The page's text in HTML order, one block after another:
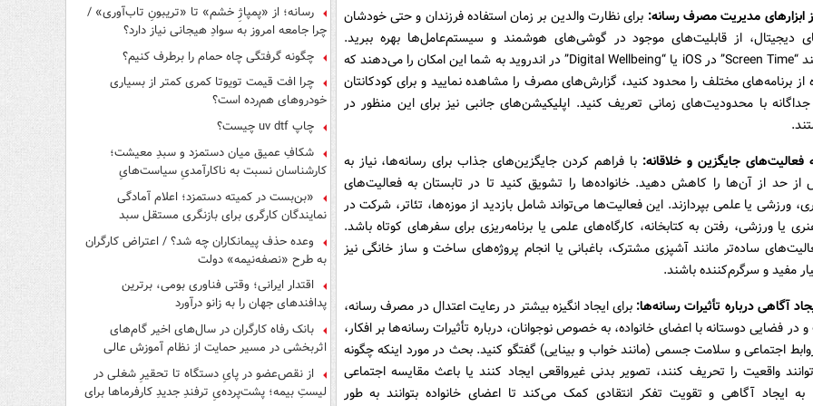
ابزارهای مدیریت مصرف رسانه: برای نظارت والدین بر زمان استفاده فرزندان و حتی خودشان
دیجیتال، از قابلیت‌های موجود در گوشی‌های هوشمند و سیستم‌عامل‌ها بهره ببرید.
ابزارهایی مانند “Screen Time” در iOS یا “Digital Wellbeing” در اندروید به شما این امکان را می‌دهند که
از برنامه‌های مختلف را محدود کنید، گزارش‌های مصرف را مشاهده نمایید و برای کودکانتان
با محدودیت‌های زمانی تعریف کنید. اپلیکیشن‌های جانبی نیز برای این منظور در
فعالیت‌های جایگزین و خلاقانه: با فراهم کردن جایگزین‌های جذاب برای رسانه‌ها، نیاز به
از حد از آن‌ها را کاهش دهید. خانواده‌ها را تشویق کنید تا در تابستان به فعالیت‌های
ورزشی یا علمی بپردازند. این فعالیت‌ها می‌تواند شامل بازدید از موزه‌ها، تئاتر، شرکت در
یا ورزشی، رفتن به کتابخانه، کارگاه‌های علمی یا برنامه‌ریزی برای سفرهای کوتاه باشد.
ساده‌تر مانند آشپزی مشترک، باغبانی یا انجام پروژه‌های ساخت و ساز خانگی نیز
مفید و سرگرم‌کننده باشند.
آگاهی درباره تأثیرات رسانه‌ها: برای ایجاد انگیزه بیشتر در رعایت اعتدال در مصرف رسانه،
در فضایی دوستانه با اعضای خانواده، به خصوص نوجوانان، درباره تأثیرات رسانه‌ها بر افکار،
اجتماعی و سلامت جسمی (مانند خواب و بینایی) گفتگو کنید. بحث در مورد اینکه چگونه
واقعیت را تحریف کنند، تصویر بدنی غیرواقعی ایجاد کنند یا باعث مقایسه اجتماعی
ایجاد آگاهی و تقویت تفکر انتقادی کمک می‌کند تا اعضای خانواده بتوانند به طور
رسانه؛ از «پمپاژِ خشم» تا «تریبونِ تاب‌آوری» /
چرا جامعه امروز به سوادِ هیجانی نیاز دارد؟
چگونه گرفتگی چاه حمام را برطرف کنیم؟
چرا افت قیمت تویوتا کمری کمتر از بسیاری
خودروهای هم‌رده است؟
چاپ uv dtf چیست؟
شکافِ عمیق میان دستمزد و سبدِ معیشت؛
کارشناسان نسبت به ناکارآمدیِ سیاست‌هایِ
حمایتی هشدار دادند
«بن‌بست در کمیته دستمزد؛ اعلام آمادگی
نمایندگان کارگری برای بازنگری مستقل سبد
وعده حذف پیمانکاران چه شد؟ / اعتراض کارگران
به طرح «نصفه‌نیمه» دولت
اقتدار ایرانی؛ وقتی فناوری بومی، برترین
پدافندهای جهان را به زانو درآورد
بانک رفاه کارگران در سال‌های اخیر گام‌های
اثربخشی در مسیر حمایت از نظام آموزش عالی
برداشته است
از نقص‌عضو در پایِ دستگاه تا تحقیرِ شغلی در
لیستِ بیمه؛ پشت‌پرده‌یِ ترفندِ جدیدِ کارفرماها برای